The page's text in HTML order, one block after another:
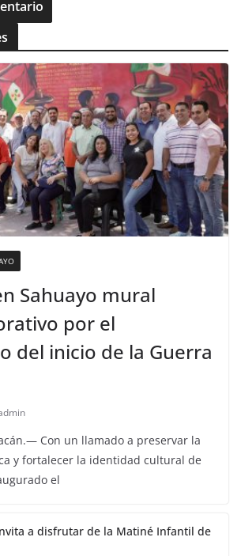
Sahuayo mural
por el
del inicio de la Guerra
Con un llamado a preservar la
y fortalecer la identidad cultural de
el
a disfrutar de la Matiné Infantil de